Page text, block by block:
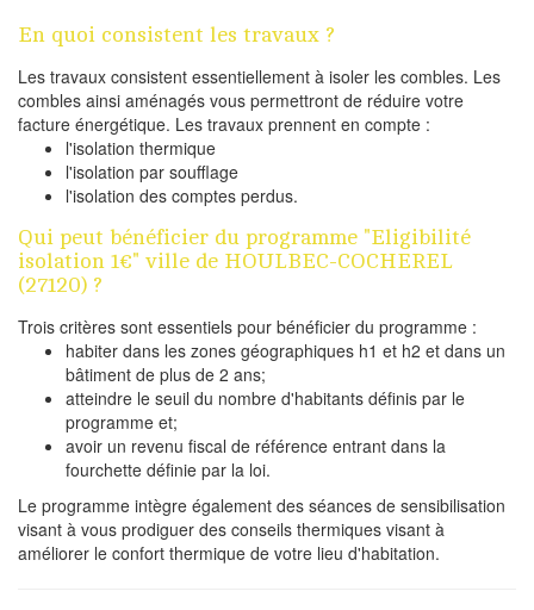
En quoi consistent les travaux ?
Les travaux consistent essentiellement à isoler les combles. Les
combles ainsi aménagés vous permettront de réduire votre
facture énergétique. Les travaux prennent en compte :
l'isolation thermique
l'isolation par soufflage
l'isolation des comptes perdus.
Qui peut bénéficier du programme "Eligibilité
isolation 1€" ville de HOULBEC-COCHEREL
(27120) ?
Trois critères sont essentiels pour bénéficier du programme :
habiter dans les zones géographiques h1 et h2 et dans un
bâtiment de plus de 2 ans;
atteindre le seuil du nombre d'habitants définis par le
programme et;
avoir un revenu fiscal de référence entrant dans la
fourchette définie par la loi.
Le programme intègre également des séances de sensibilisation
visant à vous prodiguer des conseils thermiques visant à
améliorer le confort thermique de votre lieu d'habitation.